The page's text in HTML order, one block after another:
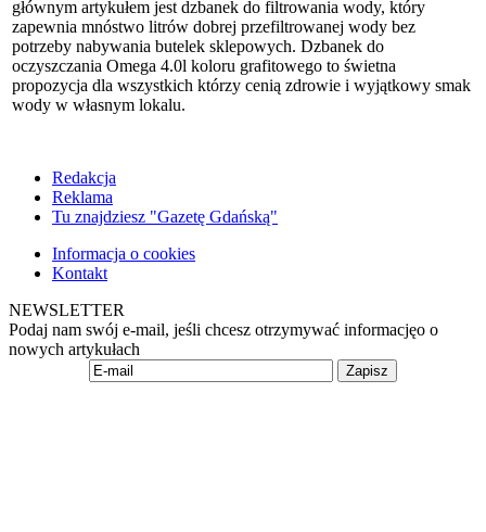
głównym artykułem jest dzbanek do filtrowania wody, który
zapewnia mnóstwo litrów dobrej przefiltrowanej wody bez
potrzeby nabywania butelek sklepowych. Dzbanek do
oczyszczania Omega 4.0l koloru grafitowego to świetna
propozycja dla wszystkich którzy cenią zdrowie i wyjątkowy smak
wody w własnym lokalu.
Redakcja
Reklama
Tu znajdziesz "Gazetę Gdańską"
Informacja o cookies
Kontakt
NEWSLETTER
Podaj nam swój e-mail, jeśli chcesz otrzymywać informacjęo o
nowych artykułach
Zapisz